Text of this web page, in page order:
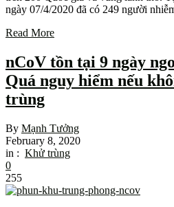
ngày 07/4/2020 đã có 249 người
Read More
nCoV tồn tại 9 ngày
Quá nguy hiểm nếu
trùng
By Mạnh Tưởng
February 8, 2020
in : Khử trùng
0
255